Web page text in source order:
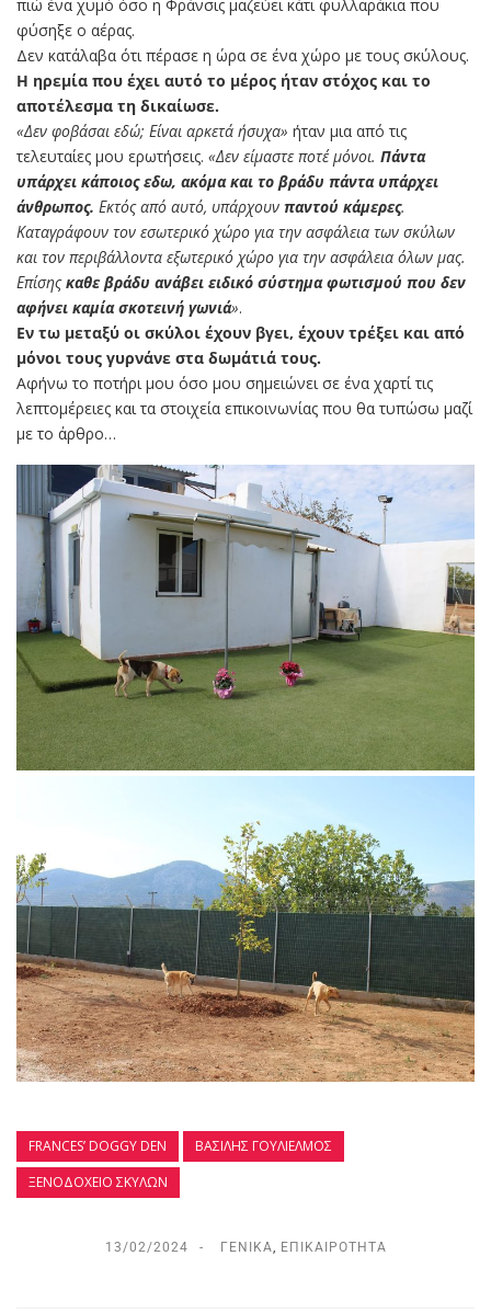
πιώ ένα χυμό όσο η Φράνσις μαζεύει κάτι φυλλαράκια που
φύσηξε ο αέρας.
Δεν κατάλαβα ότι πέρασε η ώρα σε ένα χώρο με τους σκύλους.
Η ηρεμία που έχει αυτό το μέρος ήταν στόχος και το
αποτέλεσμα τη δικαίωσε.
«Δεν φοβάσαι εδώ; Είναι αρκετά ήσυχα» ήταν μια από τις
τελευταίες μου ερωτήσεις. «Δεν είμαστε ποτέ μόνοι. Πάντα
υπάρχει κάποιος εδω, ακόμα και το βράδυ πάντα υπάρχει
άνθρωπος. Εκτός από αυτό, υπάρχουν παντού κάμερες.
Καταγράφουν τον εσωτερικό χώρο για την ασφάλεια των σκύλων
και τον περιβάλλοντα εξωτερικό χώρο για την ασφάλεια όλων μας.
Επίσηςκαθε βράδυ ανάβει ειδικό σύστημα φωτισμού που δεν
αφήνει καμία σκοτεινή γωνιά».
Εν τω μεταξύ οι σκύλοι έχουν βγει, έχουν τρέξει και από
μόνοι τους γυρνάνε στα δωμάτιά τους.
Αφήνω το ποτήρι μου όσο μου σημειώνει σε ένα χαρτί τις
λεπτομέρειες και τα στοιχεία επικοινωνίας που θα τυπώσω μαζί
με το άρθρο…
FRANCES’ DOGGY DEN
ΒΑΣΊΛΗΣ ΓΟΥΛΙΈΛΜΟΣ
ΞΕΝΟΔΟΧΕΊΟ ΣΚΎΛΩΝ
13/02/2024 ΓΕΝΙΚΆ ΕΠΙΚΑΙΡΌΤΗΤΑ